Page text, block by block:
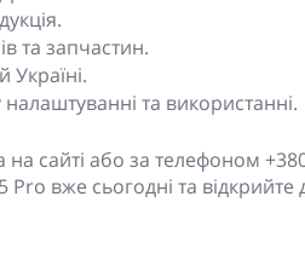
та запчастин.
Україні.
та використанні.
сайті або за телефоном
вже сьогодні та відкрийте